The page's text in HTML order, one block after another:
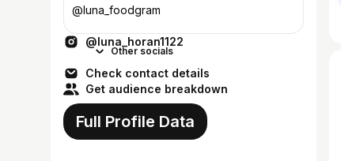
@luna_foodgram
@luna_horan1122
Other socials
Check contact details
Get audience breakdown
Full Profile Data